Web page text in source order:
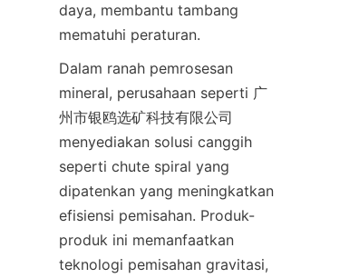
daya, membantu tambang
mematuhi peraturan.
Dalam ranah pemrosesan
mineral, perusahaan seperti 广
州市银鸥选矿科技有限公司
menyediakan solusi canggih
seperti chute spiral yang
dipatenkan yang meningkatkan
efisiensi pemisahan. Produk-
produk ini memanfaatkan
teknologi pemisahan gravitasi,